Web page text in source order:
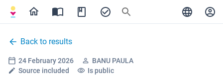
Back to results
24 February 2026
BANU PAULA
Source included
Is public